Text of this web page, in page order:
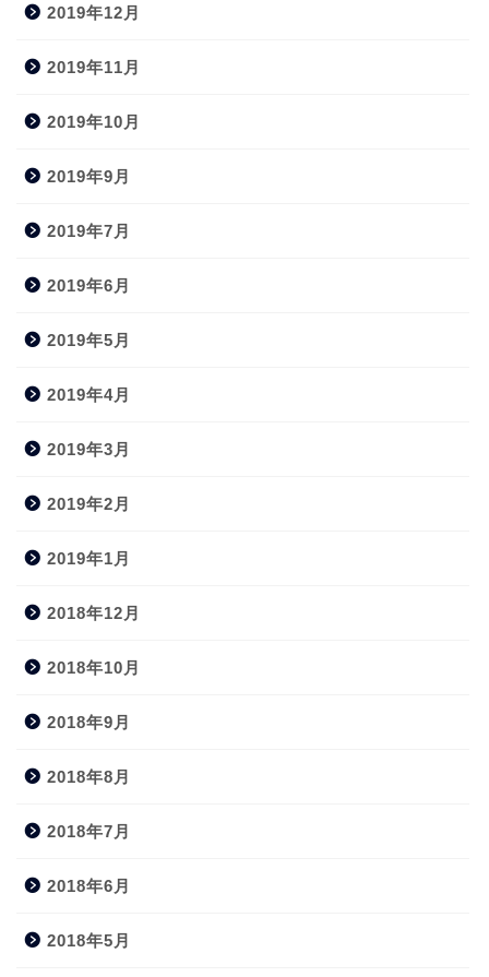
2019年12月
2019年11月
2019年10月
2019年9月
2019年7月
2019年6月
2019年5月
2019年4月
2019年3月
2019年2月
2019年1月
2018年12月
2018年10月
2018年9月
2018年8月
2018年7月
2018年6月
2018年5月